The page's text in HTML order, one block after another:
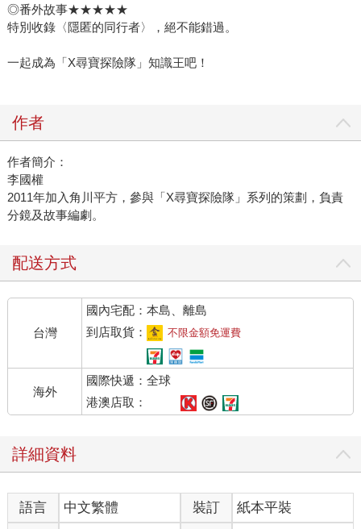
◎番外故事★★★★★
特別收錄〈隱匿的同行者〉，絕不能錯過。
一起成為「X尋寶探險隊」知識王吧！
作者
作者簡介：
李國權
2011年加入角川平方，參與「X尋寶探險隊」系列的策劃，負責
分鏡及故事編劇。
配送方式
台灣
國內宅配：本島、離島
到店取貨：
不限金額免運費
海外
國際快遞：全球
港澳店取：
詳細資料
語言 中文繁體 裝訂
紙本平裝